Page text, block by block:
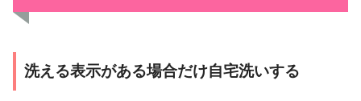
洗える表示がある場合だけ自宅洗いする